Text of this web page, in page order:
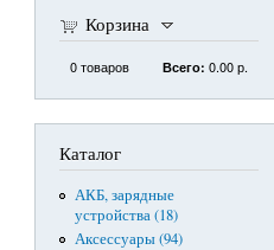
Корзина
0товаров Всего: 0.00 р.
Каталог
АКБ, зарядные
устройства (18)
Аксессуары (94)